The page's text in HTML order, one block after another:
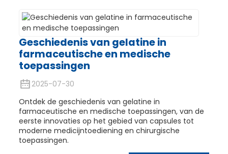
Geschiedenis van gelatine in
farmaceutische en medische
toepassingen
2025-07-30
Ontdek de geschiedenis van gelatine in
farmaceutische en medische toepassingen, van de
eerste innovaties op het gebied van capsules tot
moderne medicijntoediening en chirurgische
toepassingen.